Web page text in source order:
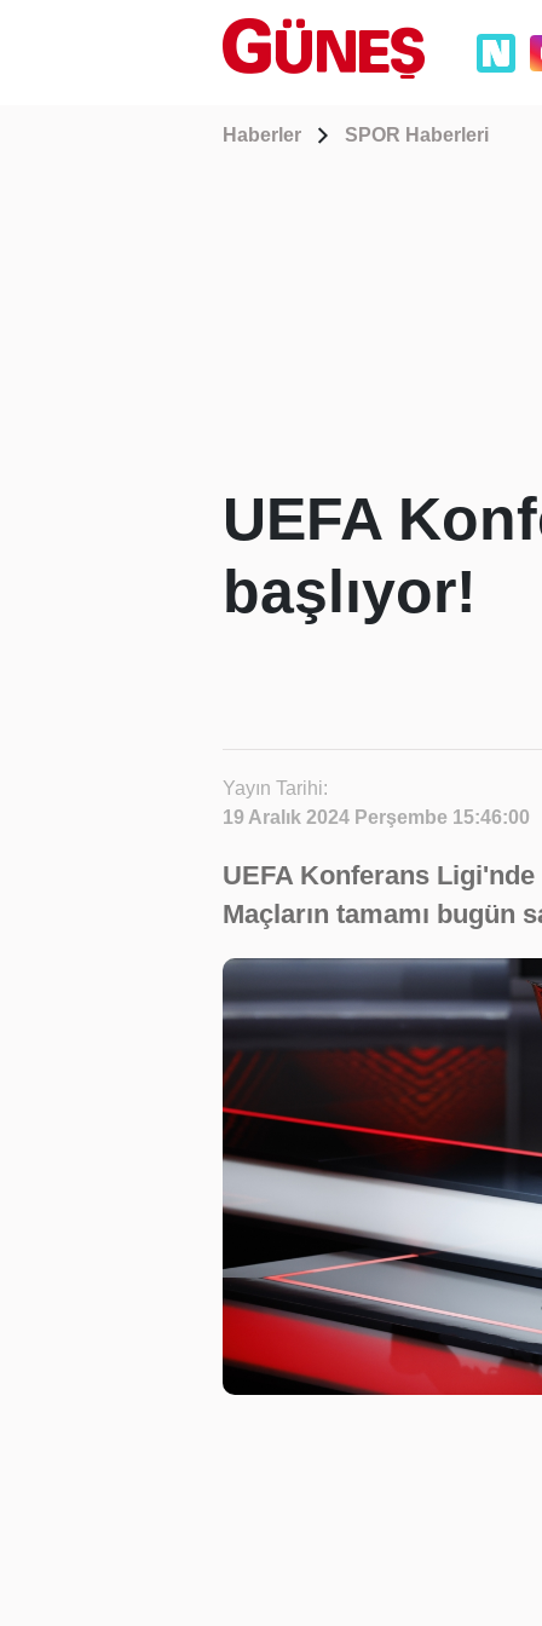
Haberler SPOR Haberleri
UEFA
başlıyor!
Yayın Tarihi:
19 Aralık 2024 Perşembe 15:46:00
UEFA Konferans Ligi'nde
Maçların tamamı bugün